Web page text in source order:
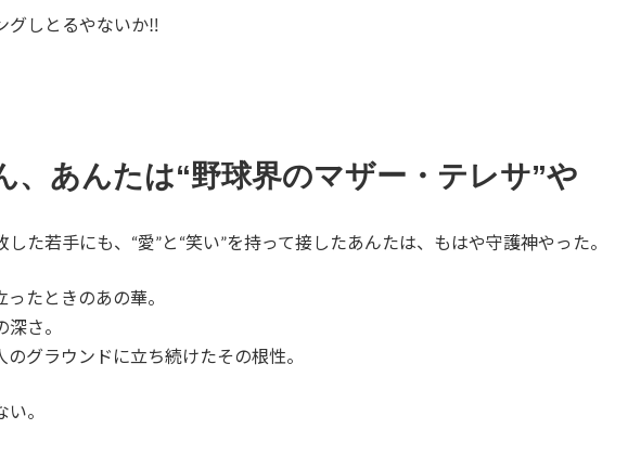
グしとるやないか‼️
、あんたは“野球界のマザー・テレサ”や
た若手にも、“愛”と“笑い”を持って接したあんたは、もはや守護神やった。
たときのあの華。
さ。
グラウンドに立ち続けたその根性。
。